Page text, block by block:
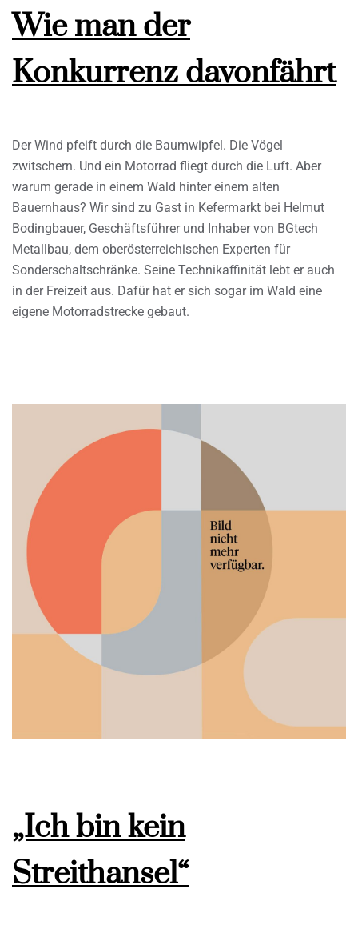
Wie man der
Konkurrenz davonfährt
Der Wind pfeift durch die Baumwipfel. Die Vögel
zwitschern. Und ein Motorrad fliegt durch die Luft. Aber
warum gerade in einem Wald hinter einem alten
Bauernhaus? Wir sind zu Gast in Kefermarkt bei Helmut
Bodingbauer, Geschäftsführer und Inhaber von BGtech
Metallbau, dem oberösterreichischen Experten für
Sonderschaltschränke. Seine Technikaffinität lebt er auch
in der Freizeit aus. Dafür hat er sich sogar im Wald eine
eigene Motorradstrecke gebaut.
„Ich bin kein
Streithansel“